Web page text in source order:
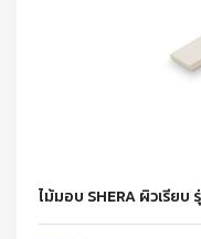
ไม้มอบ SHERA ผิวเรียบ